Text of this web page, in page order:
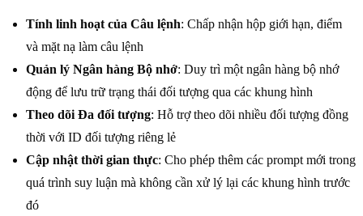
Tính linh hoạt của Câu lệnh: Chấp nhận hộp giới hạn, điểm
và mặt nạ làm câu lệnh
Quản lý Ngân hàng Bộ nhớ: Duy trì một ngân hàng bộ nhớ
động để lưu trữ trạng thái đối tượng qua các khung hình
Theo dõi Đa đối tượng: Hỗ trợ theo dõi nhiều đối tượng đồng
thời với ID đối tượng riêng lẻ
Cập nhật thời gian thực: Cho phép thêm các prompt mới trong
quá trình suy luận mà không cần xử lý lại các khung hình trước
đó